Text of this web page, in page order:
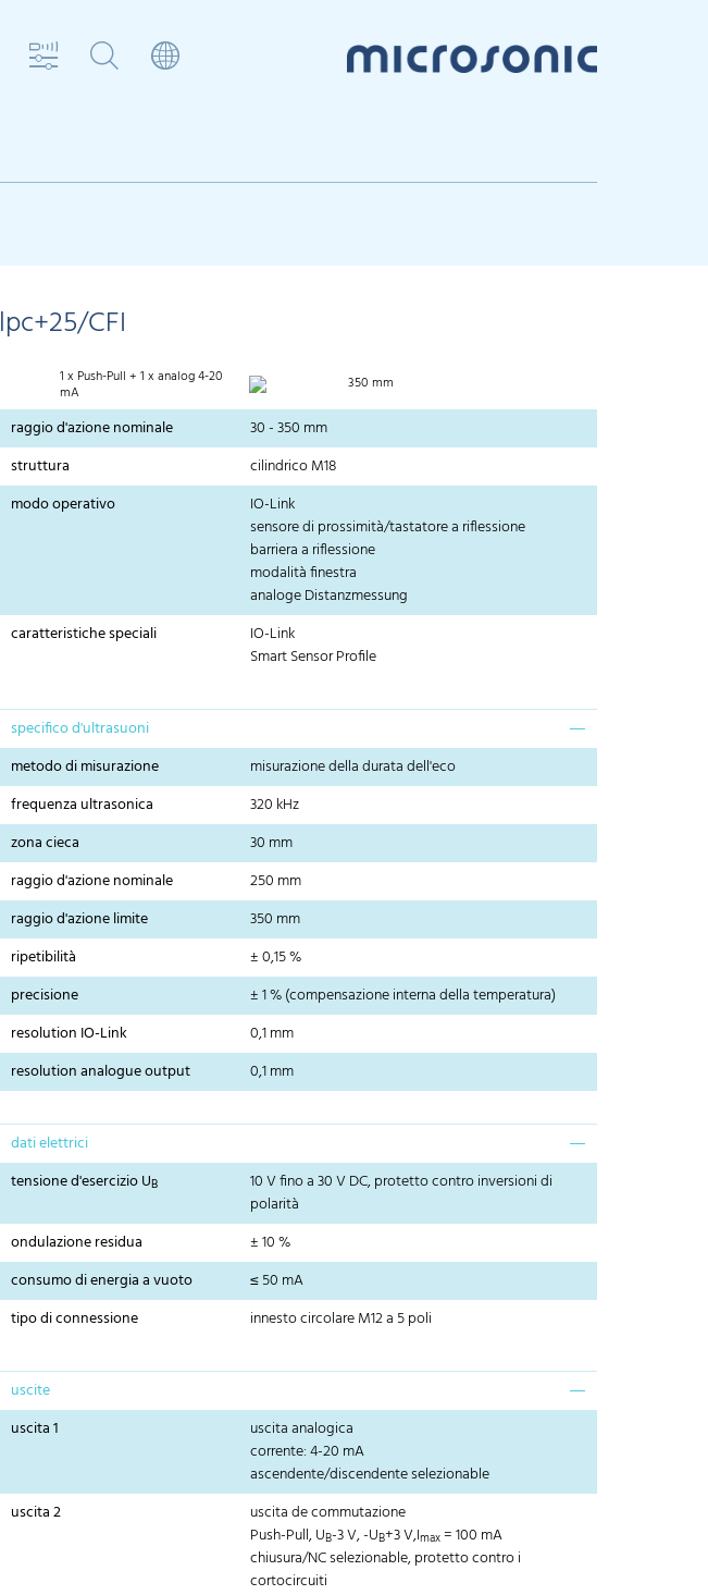
lpc+25/CFI
1 x Push-Pull + 1 x analog 4-20
mA 350 mm
raggio d'azione nominale
30 - 350 mm
struttura
cilindrico M18
modo operativo
IO-Link
sensore di prossimità/tastatore a riflessione
barriera a riflessione
modalità finestra
analoge Distanzmessung
caratteristiche speciali
IO-Link
Smart Sensor Profile
specifico d'ultrasuoni
metodo di misurazione
misurazione della durata dell'eco
frequenza ultrasonica
320 kHz
zona cieca
30 mm
raggio d'azione nominale
250 mm
raggio d'azione limite
350 mm
ripetibilità
± 0,15 %
precisione
± 1 % (compensazione interna della temperatura)
resolution IO-Link
0,1 mm
resolution analogue output
0,1 mm
dati elettrici
tensione d'esercizio UB
10 V fino a 30 V DC, protetto contro inversioni di
polarità
ondulazione residua
± 10 %
consumo di energia a vuoto
≤ 50 mA
tipo di connessione
innesto circolare M12 a 5 poli
uscite
uscita 1
uscita analogica
corrente: 4-20 mA
ascendente/discendente selezionable
uscita 2
uscita de commutazione
Push-Pull, UB-3 V, -UB+3 V,Imax= 100 mA
chiusura/NC selezionable, protetto contro i
cortocircuiti